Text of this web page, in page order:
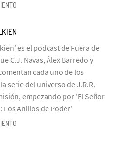
es el podcast de Fuera de
C.J. Navas, Álex Barredo y
cada uno de los
serie del universo de J.R.R.
empezando por 'El Señor
Los Anillos de Poder'